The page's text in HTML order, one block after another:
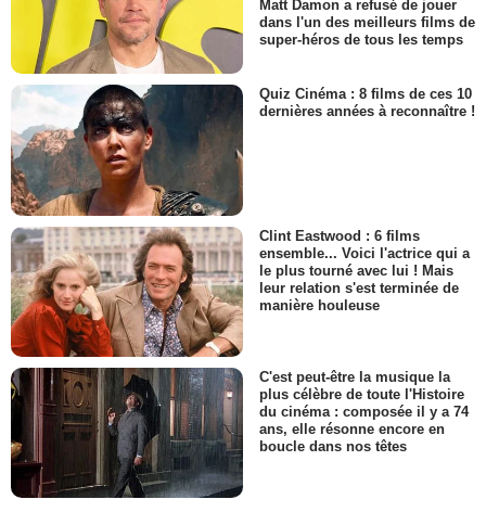
Matt Damon a refusé de jouer
dans l'un des meilleurs films de
super-héros de tous les temps
Quiz Cinéma : 8 films de ces 10
dernières années à reconnaître !
Clint Eastwood : 6 films
ensemble... Voici l'actrice qui a
le plus tourné avec lui ! Mais
leur relation s'est terminée de
manière houleuse
C'est peut-être la musique la
plus célèbre de toute l'Histoire
du cinéma : composée il y a 74
ans, elle résonne encore en
boucle dans nos têtes